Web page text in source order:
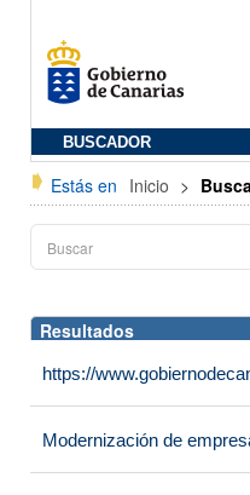
BUSCADOR
Estás en Inicio >
Resultados
https://
Modernización de